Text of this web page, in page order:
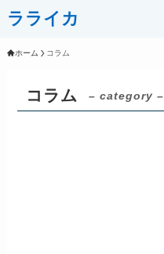
ラライカ
ホーム コラム
コラム – category –